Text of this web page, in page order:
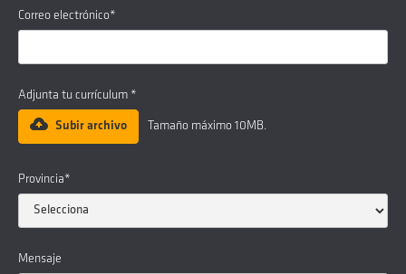
Correo electrónico*
Adjunta tu currículum *
Subir archivo Tamaño máximo 10MB.
Provincia*
Mensaje